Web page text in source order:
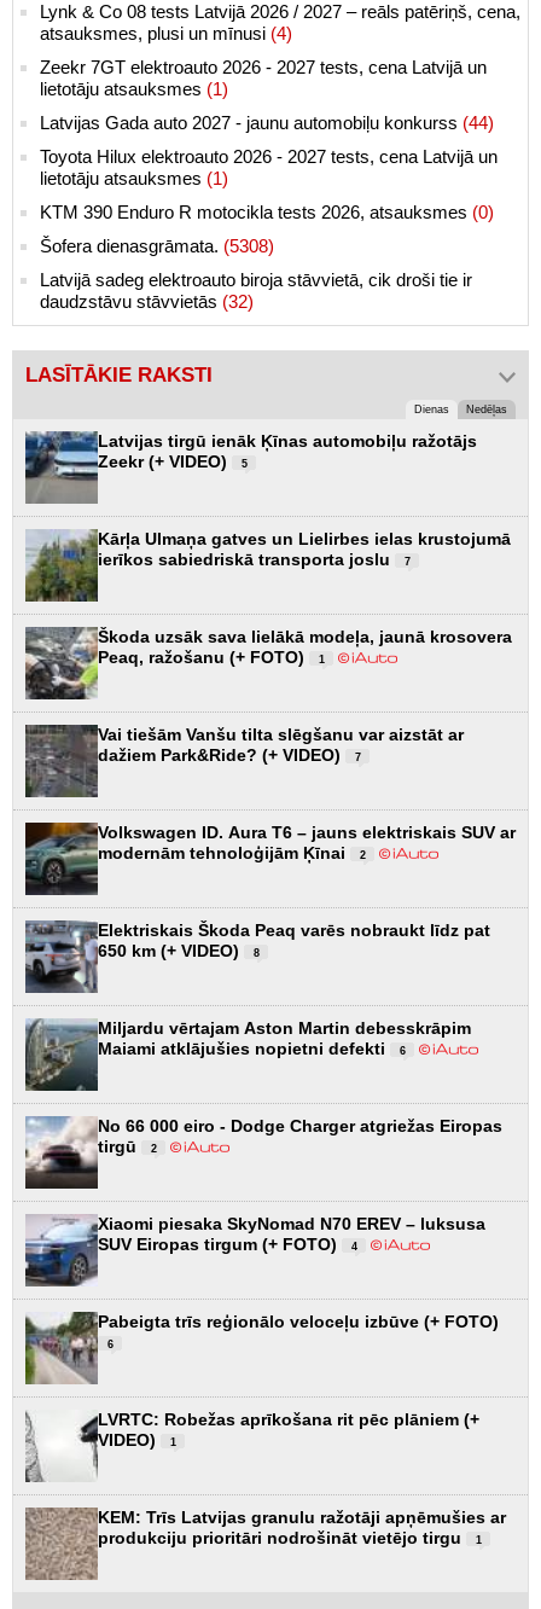
Lynk & Co 08 tests Latvijā 2026 / 2027 – reāls patēriņš, cena,
atsauksmes, plusi un mīnusi (4)
Zeekr 7GT elektroauto 2026 - 2027 tests, cena Latvijā un
lietotāju atsauksmes (1)
Latvijas Gada auto 2027 - jaunu automobiļu konkurss (44)
Toyota Hilux elektroauto 2026 - 2027 tests, cena Latvijā un
lietotāju atsauksmes (1)
KTM 390 Enduro R motocikla tests 2026, atsauksmes (0)
Šofera dienasgrāmata. (5308)
Latvijā sadeg elektroauto biroja stāvvietā, cik droši tie ir
daudzstāvu stāvvietās (32)
LASĪTĀKIE RAKSTI
Dienas Nedēļas
Latvijas tirgū ienāk Ķīnas automobiļu ražotājs
Zeekr (+ VIDEO)
5
Kārļa Ulmaņa gatves un Lielirbes ielas krustojumā
ierīkos sabiedriskā transporta joslu
7
Škoda uzsāk sava lielākā modeļa, jaunā krosovera
Peaq, ražošanu (+ FOTO)
1
Vai tiešām Vanšu tilta slēgšanu var aizstāt ar
dažiem Park&Ride? (+ VIDEO)
7
Volkswagen ID. Aura T6 – jauns elektriskais SUV ar
modernām tehnoloģijām Ķīnai
2
Elektriskais Škoda Peaq varēs nobraukt līdz pat
650 km (+ VIDEO)
8
Miljardu vērtajam Aston Martin debesskrāpim
Maiami atklājušies nopietni defekti
6
No 66 000 eiro - Dodge Charger atgriežas Eiropas
tirgū
2
Xiaomi piesaka SkyNomad N70 EREV – luksusa
SUV Eiropas tirgum (+ FOTO)
4
Pabeigta trīs reģionālo veloceļu izbūve (+ FOTO)
6
LVRTC: Robežas aprīkošana rit pēc plāniem (+
VIDEO)
1
KEM: Trīs Latvijas granulu ražotāji apņēmušies ar
produkciju prioritāri nodrošināt vietējo tirgu
1